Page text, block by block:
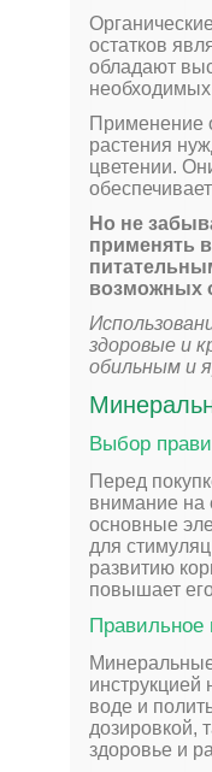
остатков
обладают
необходимых
Применение
растения
цветении.
Но не
применять
возможных
здоровые и
обильным и
Выбор
Перед
внимание на
основные
для
развитию
повышает
инструкцией
воде и
дозировкой,
здоровье и